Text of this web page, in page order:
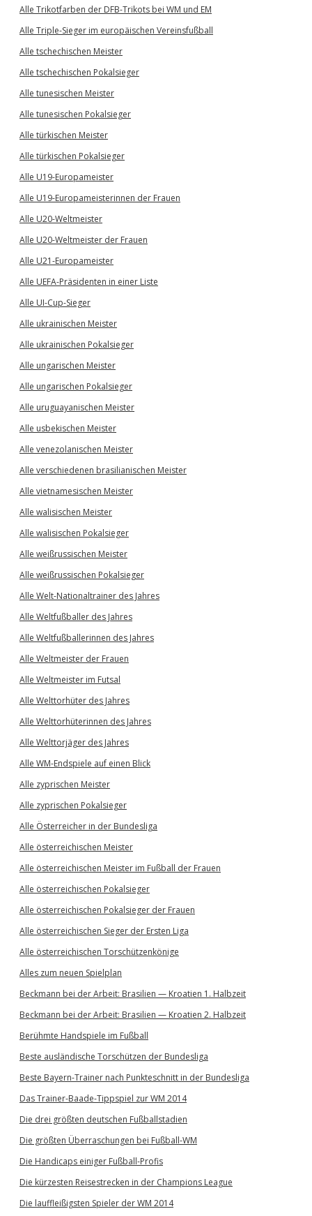
Alle Trikotfarben der DFB-Trikots bei WM und EM
Alle Triple-Sieger im europäischen Vereinsfußball
Alle tschechischen Meister
Alle tschechischen Pokalsieger
Alle tunesischen Meister
Alle tunesischen Pokalsieger
Alle türkischen Meister
Alle türkischen Pokalsieger
Alle U19-Europameister
Alle U19-Europameisterinnen der Frauen
Alle U20-Weltmeister
Alle U20-Weltmeister der Frauen
Alle U21-Europameister
Alle UEFA-Präsidenten in einer Liste
Alle UI-Cup-Sieger
Alle ukrainischen Meister
Alle ukrainischen Pokalsieger
Alle ungarischen Meister
Alle ungarischen Pokalsieger
Alle uruguayanischen Meister
Alle usbekischen Meister
Alle venezolanischen Meister
Alle verschiedenen brasilianischen Meister
Alle vietnamesischen Meister
Alle walisischen Meister
Alle walisischen Pokalsieger
Alle weißrussischen Meister
Alle weißrussischen Pokalsieger
Alle Welt-Nationaltrainer des Jahres
Alle Weltfußballer des Jahres
Alle Weltfußballerinnen des Jahres
Alle Weltmeister der Frauen
Alle Weltmeister im Futsal
Alle Welttorhüter des Jahres
Alle Welttorhüterinnen des Jahres
Alle Welttorjäger des Jahres
Alle WM-Endspiele auf einen Blick
Alle zyprischen Meister
Alle zyprischen Pokalsieger
Alle Österreicher in der Bundesliga
Alle österreichischen Meister
Alle österreichischen Meister im Fußball der Frauen
Alle österreichischen Pokalsieger
Alle österreichischen Pokalsieger der Frauen
Alle österreichischen Sieger der Ersten Liga
Alle österreichischen Torschützenkönige
Alles zum neuen Spielplan
Beckmann bei der Arbeit: Brasilien — Kroatien 1. Halbzeit
Beckmann bei der Arbeit: Brasilien — Kroatien 2. Halbzeit
Berühmte Handspiele im Fußball
Beste ausländische Torschützen der Bundesliga
Beste Bayern-Trainer nach Punkteschnitt in der Bundesliga
Das Trainer-Baade-Tippspiel zur WM 2014
Die drei größten deutschen Fußballstadien
Die größten Überraschungen bei Fußball-WM
Die Handicaps einiger Fußball-Profis
Die kürzesten Reisestrecken in der Champions League
Die lauffleißigsten Spieler der WM 2014